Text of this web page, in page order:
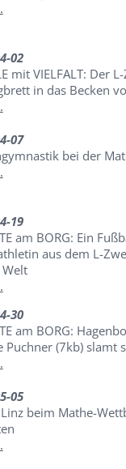
02
mit VIELFALT: Der
in das Becken
07
bei der
19
am BORG: Ein
aus dem L-
30
am BORG:
Puchner (7kb) slamt
05
Linz beim Mathe-